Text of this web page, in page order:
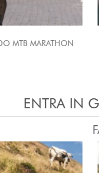
MTB MARATHON
ENTRA IN